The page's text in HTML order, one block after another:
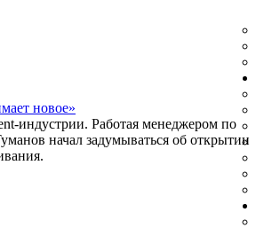
новое»
индустрии. Работая менеджером по
начал задумываться об открытии